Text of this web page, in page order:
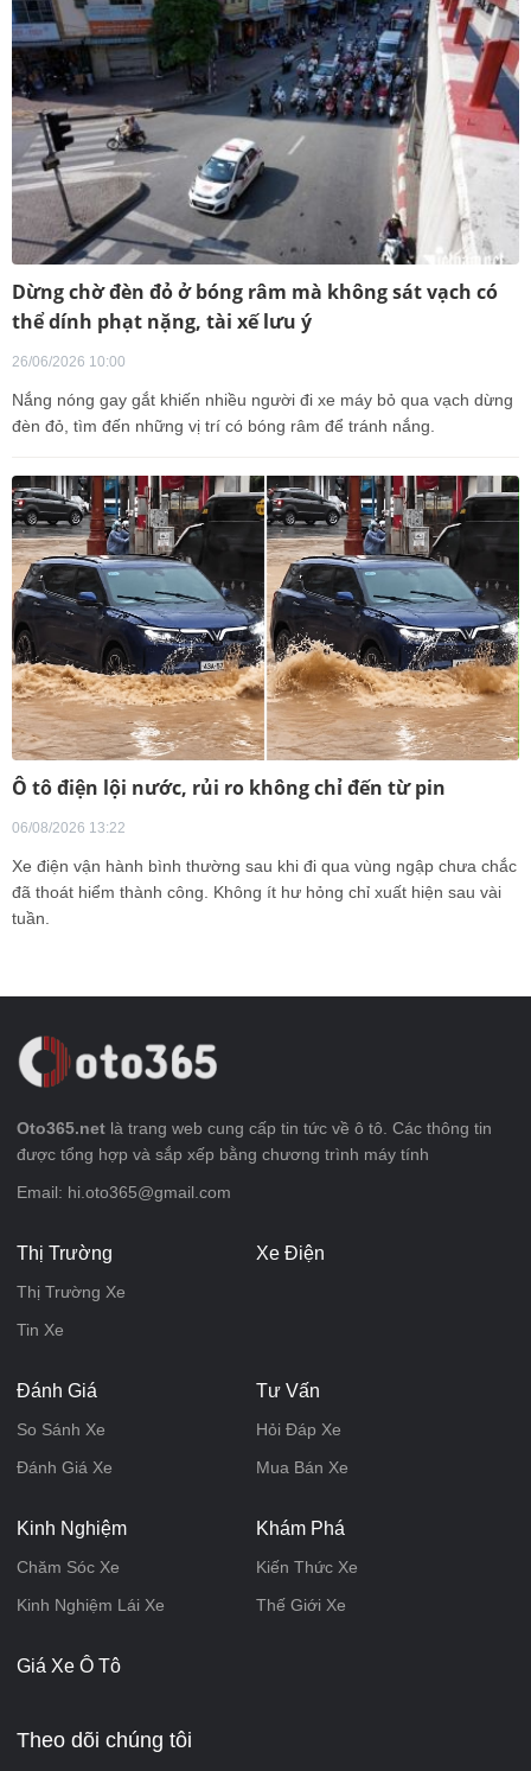
Dừng chờ đèn đỏ ở bóng râm mà không sát vạch có
thể dính phạt nặng, tài xế lưu ý
26/06/2026 10:00
Nắng nóng gay gắt khiến nhiều người đi xe máy bỏ qua vạch dừng
đèn đỏ, tìm đến những vị trí có bóng râm để tránh nắng.
Ô tô điện lội nước, rủi ro không chỉ đến từ pin
06/08/2026 13:22
Xe điện vận hành bình thường sau khi đi qua vùng ngập chưa chắc
đã thoát hiểm thành công. Không ít hư hỏng chỉ xuất hiện sau vài
tuần.
Oto365.net là trang web cung cấp tin tức về ô tô. Các thông tin
được tổng hợp và sắp xếp bằng chương trình máy tính
Email: hi.oto365@gmail.com
Thị Trường
Thị Trường Xe
Tin Xe
Xe Điện
Đánh Giá
So Sánh Xe
Đánh Giá Xe
Tư Vấn
Hỏi Đáp Xe
Mua Bán Xe
Kinh Nghiệm
Chăm Sóc Xe
Kinh Nghiệm Lái Xe
Khám Phá
Kiến Thức Xe
Thế Giới Xe
Giá Xe Ô Tô
Theo dõi chúng tôi